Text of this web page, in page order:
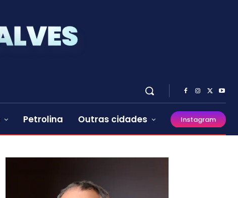
Petrolina Outras cidades Instagram